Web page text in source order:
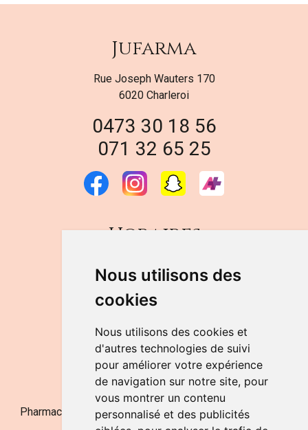
Nous utilisons des
cookies
Nous utilisons des cookies et
d'autres technologies de suivi
pour améliorer votre expérience
de navigation sur notre site, pour
vous montrer un contenu
personnalisé et des publicités
Jufarma
Rue Joseph Wauters 170
6020 Charleroi
0473 30 18 56
071 32 65 25
Horaires
DU LUNDI AU VENDREDI
de 9h à 12h30 et de 14h à 18h
LE SAMEDI
de 9h à 12h30
NOUS CONTACTER
Pharmacie Jufarma - Fatima Abachra - APB 521704 - N°